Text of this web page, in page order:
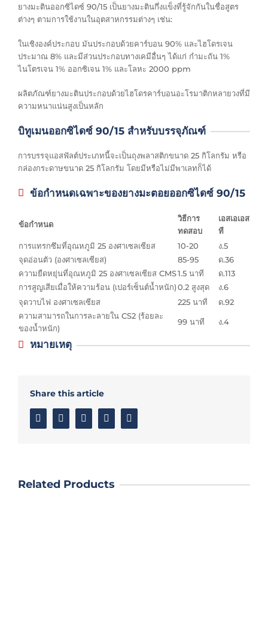
ยางมะตินออกซิไดซ์ 90/15 เป็นยางมะตินกึ่งแข็งที่รู้จักกันในชื่อสูตร
ต่างๆ ตามการใช้งานในอุตสาหกรรมต่างๆ เช่น:
ในเชิงองค์ประกอบ มันประกอบด้วยคาร์บอน 90% และไฮโดรเจน
ประมาณ 8% และมีส่วนประกอบทางเคมีอื่นๆ ได้แก่ กำมะถัน 1%
ไนโตรเจน 1% ออกซิเจน 1% และโลหะ 2000 ppm
ผลิตภัณฑ์ยางมะตินประกอบด้วยไฮโดรคาร์บอนอะโรมาติกหลายวงที่มี
ความหนาแน่นสูงเป็นหลัก
บิทูเมนออกซิไดซ์ 90/15 สำหรับบรรจุภัณฑ์
การบรรจุแอสฟัลต์ประเภทนี้จะเป็นถุงพลาสติกขนาด 25 กิโลกรัม หรือ
กล่องกระดาษขนาด 25 กิโลกรัม โดยมีหรือไม่มีพาเลทก็ได้
ข้อกำหนดเฉพาะของยางมะตอยออกซิไดซ์ 90/15
ข้อกำหนด
วิธีการ
ทดสอบ
เอสเอเอส
ที
การแทรกซึมที่อุณหภูมิ 25 องศาเซลเซียส
10-20
ง.5
จุดอ่อนตัว (องศาเซลเซียส)
85-95
ด.36
ความยืดหยุ่นที่อุณหภูมิ 25 องศาเซลเซียส CMS1.5 นาที
ด.113
การสูญเสียเมื่อให้ความร้อน (เปอร์เซ็นต์น้ำหนัก)0.2 สูงสุด
ง.6
จุดวาบไฟ องศาเซลเซียส
225 นาที
ด.92
ความสามารถในการละลายใน CS2 (ร้อยละ
ของน้ำหนัก)
99 นาที ง.4
หมายเหตุ
Share this article
FacebookTwitter LinkedinGoogle+
Related Products